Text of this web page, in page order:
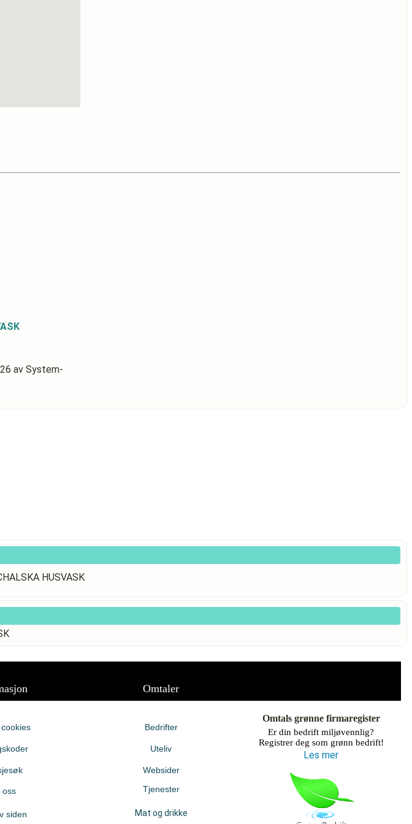
av System-
HUSVASK
Omtaler
oss
siden
Bedrifter
Uteliv
Websider
Tjenester
Mat og drikke
Omtals grønne firmaregister
Er din bedrift miljøvennlig?
Registrer deg som grønn bedrift!
Les mer